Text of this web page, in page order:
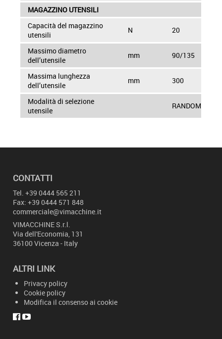
MAGAZZINO UTENSILI
Capacità del magazzino
utensili
N 20
Massimo diametro
dell’utensile
mm 90/135
Massima lunghezza
dell’utensile
mm 300
Modalità di selezione
utensile
RANDOM
CONTATTI
Tel. +39 0444 565 211
Fax: +39 0444 571 848
commerciale@vimacchine.it
VIMACCHINES.r.l.
Via dell'Economia, 131
36100 Vicenza - Italy
ALTRI LINK
Privacy policy
Cookie policy
Modifica il consenso ai cookie